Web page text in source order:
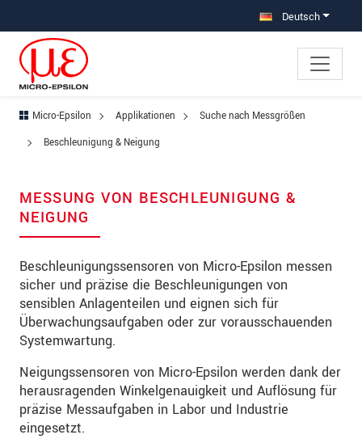
Deutsch
Micro-Epsilon Applikationen
Suche nach Messgrößen
Beschleunigung & Neigung
MESSUNG VON BESCHLEUNIGUNG &
NEIGUNG
Beschleunigungssensoren von Micro-Epsilon messen
sicher und präzise die Beschleunigungen von
sensiblen Anlagenteilen und eignen sich für
Überwachungsaufgaben oder zur vorausschauenden
Systemwartung.
Neigungssensoren von Micro-Epsilon werden dank der
herausragenden Winkelgenauigkeit und Auflösung für
präzise Messaufgaben in Labor und Industrie
eingesetzt.